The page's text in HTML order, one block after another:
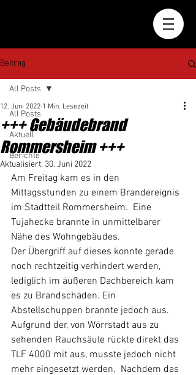
Beitrag
All Posts
Aktuell
Berichte
All Posts
+++ Gebäudebrand
Rommersheim +++
12. Juni 2022 1 Min. Lesezeit
Aktualisiert: 30. Juni 2022
Am Freitag kam es in den
Mittagsstunden zu einem Brandereignis
im Stadtteil Rommersheim.  Eine
Tujahecke brannte in unmittelbarer
Nähe des Wohngebäudes.
Der Übergriff auf dieses konnte gerade
noch rechtzeitig verhindert werden,
lediglich im äußeren Dachbereich kam
es zu Brandschäden. Ein
Abstellschuppen brannte jedoch aus.
Aufgrund der, von Wörrstadt aus zu
sehenden Rauchsäule rückte direkt das
TLF 4000 mit aus, musste jedoch nicht
mehr eingesetzt werden.  Nachdem das